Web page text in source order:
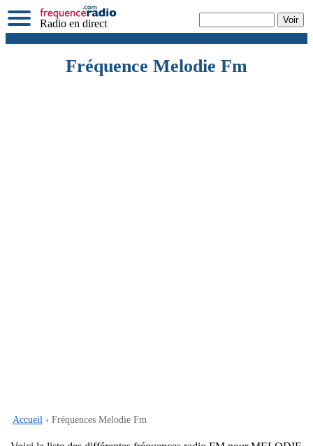
Radio en direct
Fréquence Melodie Fm
Accueil › Fréquences Melodie Fm